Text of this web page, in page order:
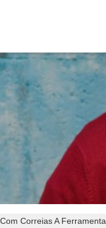
Correias A Ferramenta